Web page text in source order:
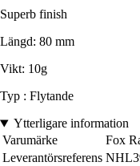
Superb finish
Längd: 80 mm
Vikt: 10g
Typ : Flytande
Ytterligare information
Varumärke
Fox
Leverantörsreferens